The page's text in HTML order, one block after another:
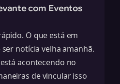
com Eventos
O que está em
notícia velha amanhã.
acontecendo no
de vincular isso